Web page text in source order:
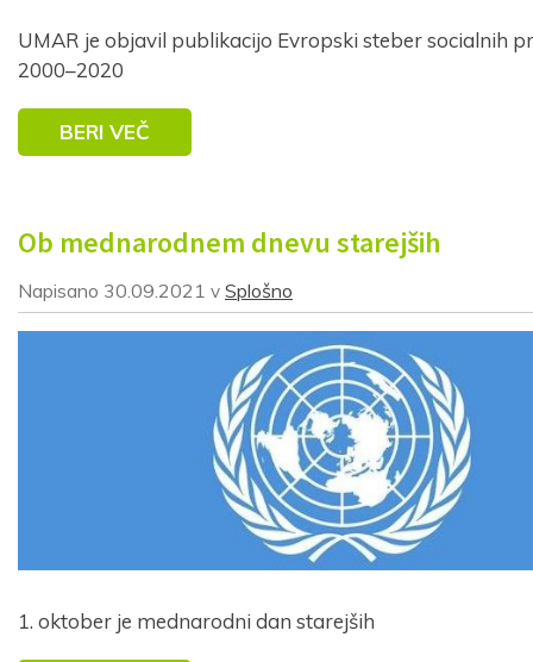
UMAR je objavil publikacijo Evropski steber socialnih
2000–2020
BERI VEČ
Ob mednarodnem dnevu starejših
Napisano 30.09.2021 v Splošno
1. oktober je mednarodni dan starejših